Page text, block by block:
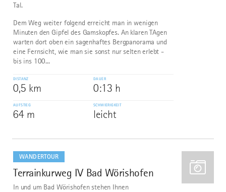
Tal.
Dem Weg weiter folgend erreicht man in wenigen
Minuten den Gipfel des Gamskopfes. An klaren TAgen
warten dort oben ein sagenhaftes Bergpanorama und
eine Fernsicht, wie man sie sonst nur selten erlebt -
bis ins 100...
DISTANZ
0,5 km
DAUER
0:13 h
AUFSTIEG
64 m
SCHWIERIGKEIT
leicht
WANDERTOUR
3
Terrainkurweg IV Bad Wörishofen
In und um Bad Wörishofen stehen Ihnen
dazu